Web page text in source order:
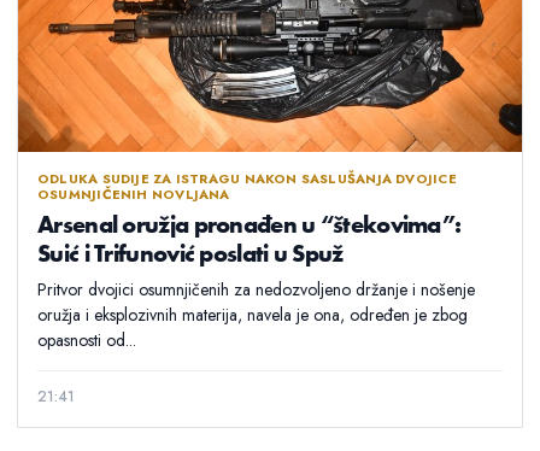
ODLUKA SUDIJE ZA ISTRAGU NAKON SASLUŠANJA DVOJICE
OSUMNJIČENIH NOVLJANA
Arsenal oružja pronađen u “štekovima”:
Suić i Trifunović poslati u Spuž
Pritvor dvojici osumnjičenih za nedozvoljeno držanje i nošenje
oružja i eksplozivnih materija, navela je ona, određen je zbog
opasnosti od...
21:41